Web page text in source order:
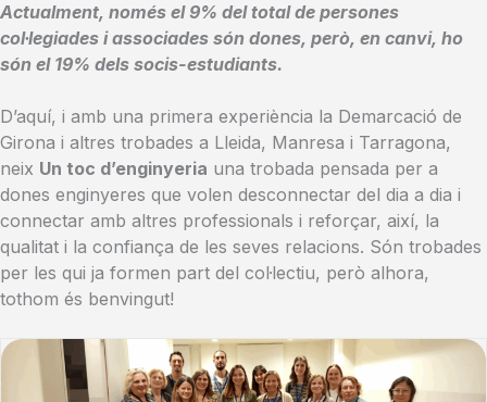
Actualment, només el 9% del total de persones
col·legiades i associades són dones, però, en canvi, ho
són el 19% dels socis-estudiants.
D’aquí, i amb una primera experiència la Demarcació de
Girona i altres trobades a Lleida, Manresa i Tarragona,
neix Un toc d’enginyeria una trobada pensada per a
dones enginyeres que volen desconnectar del dia a dia i
connectar amb altres professionals i reforçar, així, la
qualitat i la confiança de les seves relacions. Són trobades
per les qui ja formen part del col·lectiu, però alhora,
tothom és benvingut!